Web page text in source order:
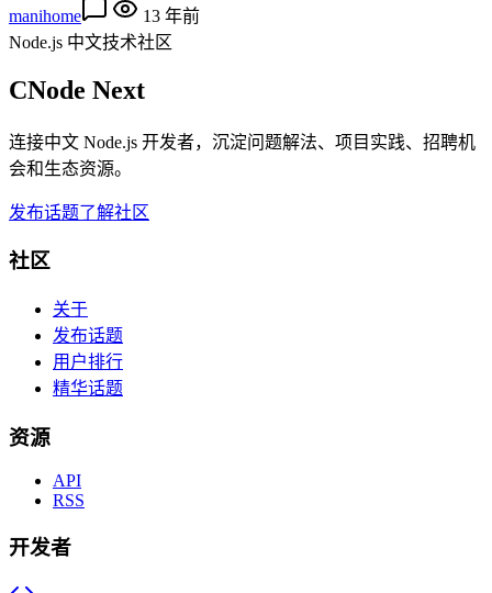
manihome
13 年前
Node.js 中文技术社区
CNode Next
连接中文 Node.js 开发者，沉淀问题解法、项目实践、招聘机
会和生态资源。
发布话题了解社区
社区
关于
发布话题
用户排行
精华话题
资源
API
RSS
开发者